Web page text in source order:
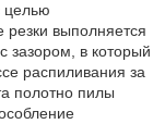
целью
резки выполняется
зазором, в который
распиливания за
полотно пилы